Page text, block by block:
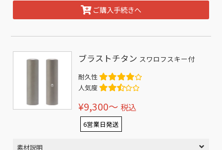
ご購入手続きへ
ブラストチタン スワロフスキー付
耐久性
人気度
¥9,300〜 税込
6営業日発送
素材説明